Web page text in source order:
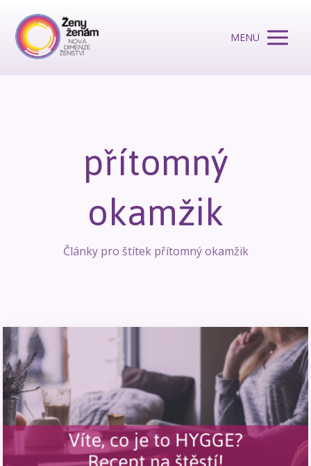
MENU
přítomný
okamžik
Články pro štítek přítomný okamžik